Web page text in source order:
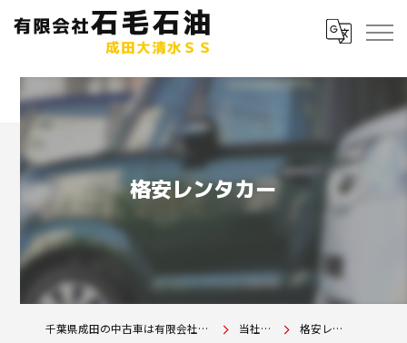
格安レンタカー
千葉県成田の中古車は有限会社石毛石油 成田大清水SS 当社の特徴 格安レンタカー